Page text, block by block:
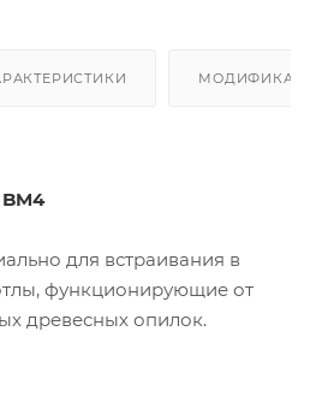
для встраивания в
функционирующие от
древесных опилок.